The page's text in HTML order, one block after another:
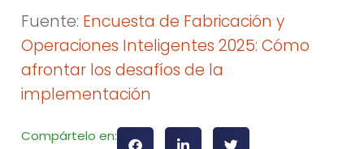
Fuente: Encuesta de Fabricación y
Operaciones Inteligentes 2025: Cómo
afrontar los desafíos de la
implementación
Compártelo en: